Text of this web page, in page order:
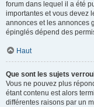
forum dans lequel il a été
importantes et vous devez
annonces et les annonces
épinglés dépend des
Haut
Que sont les sujets
Vous ne pouvez plus
étant contenu est alors
différentes raisons par un